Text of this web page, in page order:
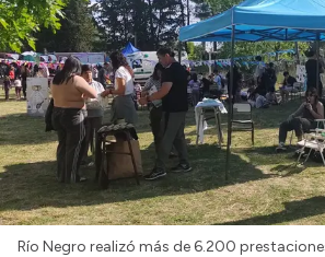
Río Negro realizó más de 6.200